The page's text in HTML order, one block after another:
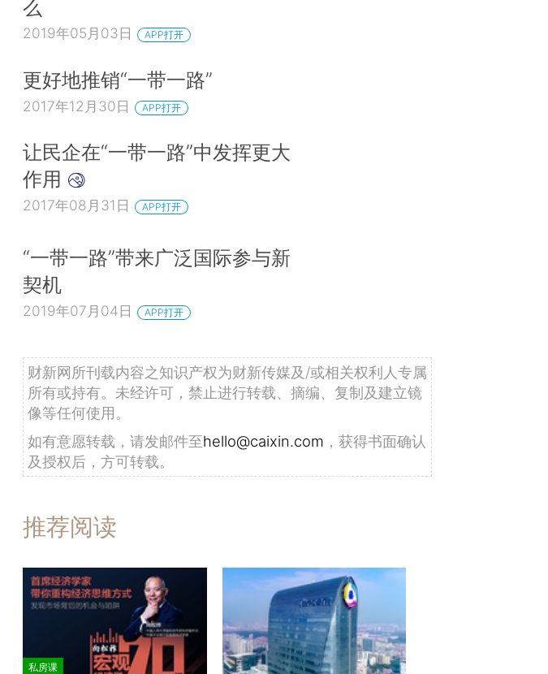
么
2019年05月03日 APP打开
更好地推销“一带一路”
2017年12月30日 APP打开
让民企在“一带一路”中发挥更大
作用
2017年08月31日 APP打开
“一带一路”带来广泛国际参与新
契机
2019年07月04日 APP打开
财新网所刊载内容之知识产权为财新传媒及/或相关权利人专属
所有或持有。未经许可，禁止进行转载、摘编、复制及建立镜
像等任何使用。
如有意愿转载，请发邮件至hello@caixin.com ，获得书面确认
及授权后，方可转载。
推荐阅读
私房课